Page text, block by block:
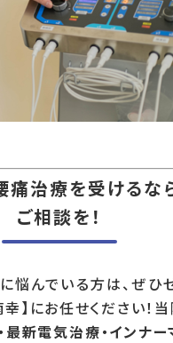
痛治療を受けるな
ご相談を！
悩んでいる方は、ぜひ
】にお任せください！当
最新電気治療・インナー